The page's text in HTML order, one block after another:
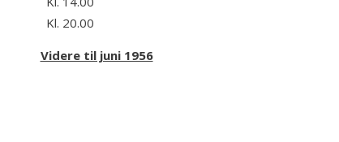
Kl. 20.00
Videre til juni 1956